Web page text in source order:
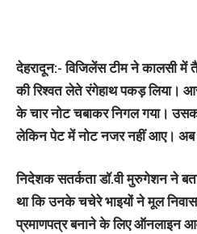
देहरादून:-विजिलेंस टीम ने कालसी में
की रिश्वत लेते रंगेहाथ पकड़ लिया।
के चार नोट चबाकर निगल गया।
लेकिन पेट में नोट नजर नहीं आए। अब
निदेशक सतर्कता डॉ.वी मुरुगेशन ने
था कि उनके चचेरे भाइयों ने मूल
प्रमाणपत्र बनाने के लिए ऑनलाइन